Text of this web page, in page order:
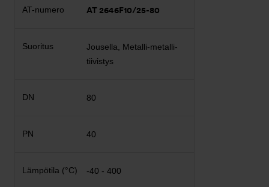
AT 2646F10/25-80
Jousella, Metalli-metalli-
tiivistys
80
40
-40 - 400